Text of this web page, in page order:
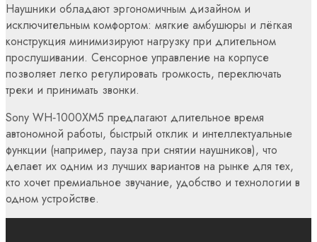
Наушники обладают эргономичным дизайном и
исключительным комфортом: мягкие амбушюры и лёгкая
конструкция минимизируют нагрузку при длительном
прослушивании. Сенсорное управление на корпусе
позволяет легко регулировать громкость, переключать
треки и принимать звонки.
Sony WH‑1000XM5 предлагают длительное время
автономной работы, быстрый отклик и интеллектуальные
функции (например, пауза при снятии наушников), что
делает их одним из лучших вариантов на рынке для тех,
кто хочет премиальное звучание, удобство и технологии в
одном устройстве.